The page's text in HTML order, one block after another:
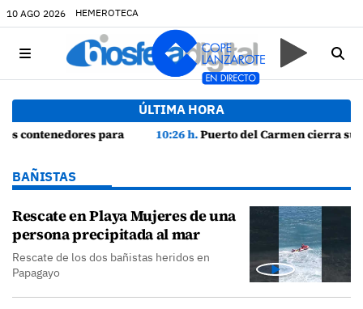
10 AGO 2026 HEMEROTECA
ÚLTIMA HORA
10:26 h.Puerto del Carmen cierra sus fiestas con amplia participación y buen ambiente
BAÑISTAS
Rescate en Playa Mujeres de una
persona precipitada al mar
Rescate de los dos bañistas heridos en
Papagayo